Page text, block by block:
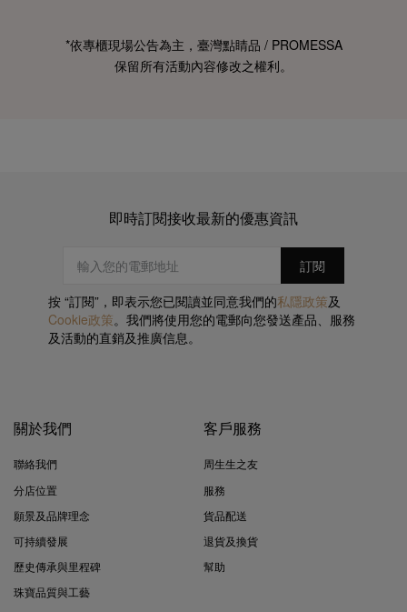
*依專櫃現場公告為主， 臺灣點睛品 / PROMESSA
保留所有活動內容修改之權利。
即時訂閱接收最新的優惠資訊
按 “訂閱”，即表示您已閱讀並同意我們的私隱政策及
Cookie政策。我們將使用您的電郵向您發送產品、服務
及活動的直銷及推廣信息。
關於我們
聯絡我們
分店位置
願景及品牌理念
可持續發展
歷史傳承與里程碑
珠寶品質與工藝
客戶服務
周生生之友
服務
貨品配送
退貨及換貨
幫助